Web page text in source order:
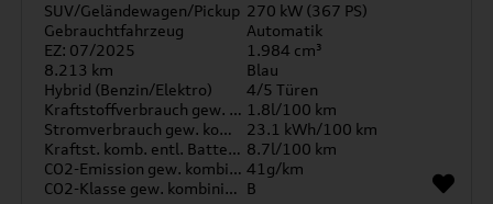
SUV/Geländewagen/Pickup 270 kW (367 PS)
Gebrauchtfahrzeug
Automatik
EZ: 07/2025
1.984 cm³
8.213 km
Blau
Hybrid (Benzin/Elektro)
4/5 Türen
Kraftstoffverbrauch gew. kombiniert 1.8l/100 km
Stromverbrauch gew. kombiniert
23.1 kWh/100 km
Kraftst. komb. entl. Batterie 8.7l/100 km
CO2-Emission gew. kombiniert 41g/km
CO2-Klasse gew. kombiniert B